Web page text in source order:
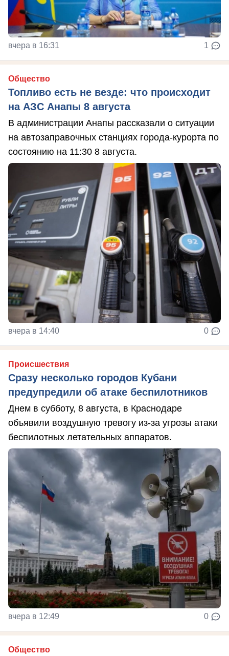
вчера в 16:31 1
Общество
Топливо есть не везде: что происходит
на АЗС Анапы 8 августа
В администрации Анапы рассказали о ситуации
на автозаправочных станциях города-курорта по
состоянию на 11:30 8 августа.
вчера в 14:40 0
Происшествия
Сразу несколько городов Кубани
предупредили об атаке беспилотников
Днем в субботу, 8 августа, в Краснодаре
объявили воздушную тревогу из-за угрозы атаки
беспилотных летательных аппаратов.
вчера в 12:49 0
Общество